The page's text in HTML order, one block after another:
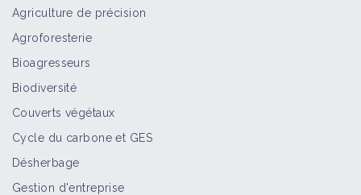
Agriculture de précision
Agroforesterie
Bioagresseurs
Biodiversité
Couverts végétaux
Cycle du carbone et GES
Désherbage
Gestion d'entreprise